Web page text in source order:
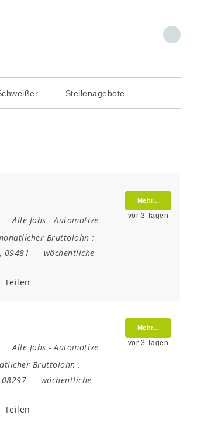
Stellenagebote
Alle Jobs -Automotive
Bruttolohn :
09481
wöchentliche
Teilen
Mehr...
vor 3 Tagen
Alle Jobs -Automotive
Bruttolohn :
08297
wöchentliche
Teilen
Mehr...
vor 3 Tagen